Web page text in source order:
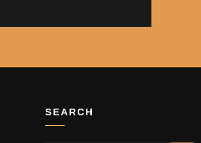
SEARCH